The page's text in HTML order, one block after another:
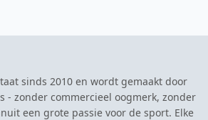
sinds 2010 en wordt gemaakt door
- zonder commercieel oogmerk, zonder
een grote passie voor de sport. Elke